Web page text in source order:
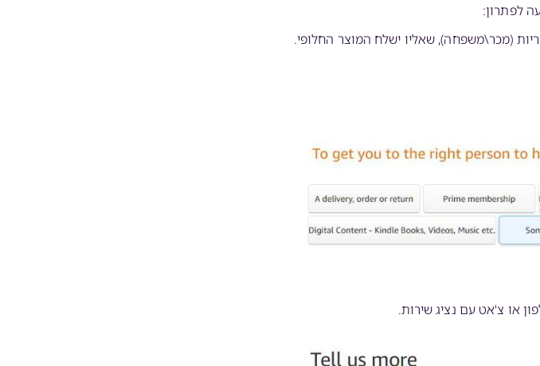
לפתרון:
(מכר\משפחה), שאליו ישלח המוצר החלופי.
או צ'אט עם נציג שירות.